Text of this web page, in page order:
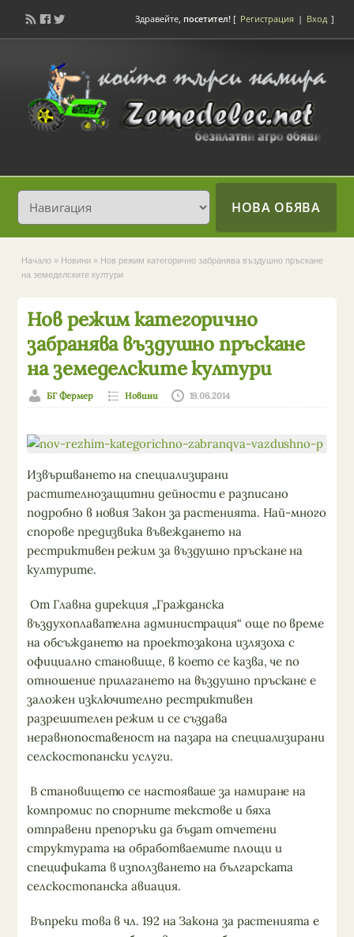
Здравейте, посетител! [ Регистрация | Вход ]
НОВА ОБЯВА
Начало » Новини » Нов режим категорично забранява въздушно пръскане
на земеделските култури
Нов режим категорично
забранява въздушно пръскане
на земеделските култури
БГ Фермер Новини 19.06.2014
Извършването на специализирани
растителнозащитни дейности е разписано
подробно в новия Закон за растенията. Най-много
спорове предизвика въвеждането на
рестриктивен режим за въздушно пръскане на
културите.
От Главна дирекция „Гражданска
въздухоплавателна администрация“ още по време
на обсъждането на проектозакона излязоха с
официално становище, в което се казва, че по
отношение прилагането на въздушно пръскане е
заложен изключително рестриктивен
разрешителен режим и се създава
неравнопоставеност на пазара на специализирани
селскостопански услуги.
В становището се настояваше за намиране на
компромис по спорните текстове и бяха
отправени препоръки да бъдат отчетени
структурата на обработваемите площи и
спецификата в използването на българската
селскостопанска авиация.
Въпреки това в чл. 192 на Закона за растенията е